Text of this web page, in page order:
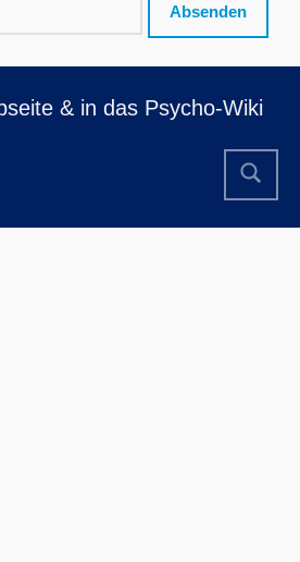
& in das Psycho-Wiki